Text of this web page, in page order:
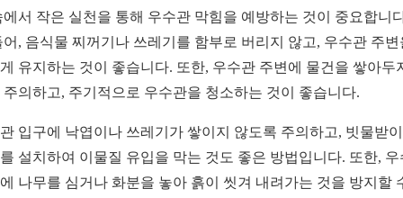
에서 작은 실천을 통해 우수관 막힘을 예방하는 것이 중요합니
어, 음식물 찌꺼기나 쓰레기를 함부로 버리지 않고, 우수관 주변
유지하는 것이 좋습니다. 또한, 우수관 주변에 물건을 쌓아두
주의하고, 주기적으로 우수관을 청소하는 것이 좋습니다.
입구에 낙엽이나 쓰레기가 쌓이지 않도록 주의하고, 빗물받
설치하여 이물질 유입을 막는 것도 좋은 방법입니다. 또한, 우
나무를 심거나 화분을 놓아 흙이 씻겨 내려가는 것을 방지할